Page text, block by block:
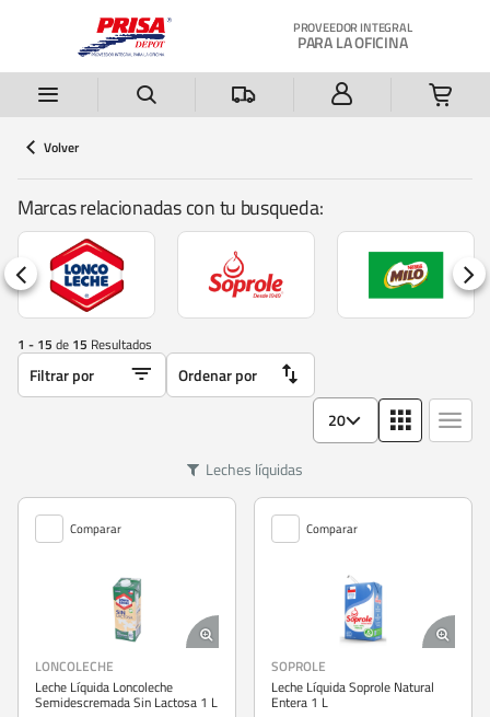
PROVEEDOR INTEGRAL
PARA LA OFICINA
Volver
Marcas relacionadas con tu busqueda:
1 - 15 de 15 Resultados
20
Leches líquidas
Comparar
LONCOLECHE
Leche Líquida Loncoleche
Semidescremada Sin Lactosa 1 L
Comparar
SOPROLE
Leche Líquida Soprole Natural
Entera 1 L